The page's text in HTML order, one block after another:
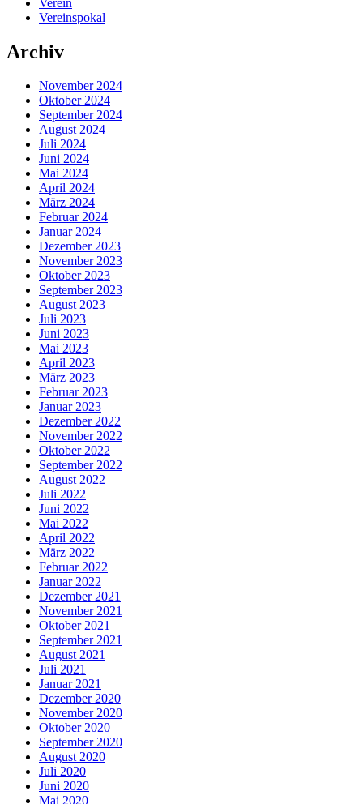
Vereinspokal
Archiv
November 2024
Oktober 2024
September 2024
August 2024
Juli 2024
Juni 2024
Mai 2024
April 2024
März 2024
Februar 2024
Januar 2024
Dezember 2023
November 2023
Oktober 2023
September 2023
August 2023
Juli 2023
Juni 2023
Mai 2023
April 2023
März 2023
Februar 2023
Januar 2023
Dezember 2022
November 2022
Oktober 2022
September 2022
August 2022
Juli 2022
Juni 2022
Mai 2022
April 2022
März 2022
Februar 2022
Januar 2022
Dezember 2021
November 2021
Oktober 2021
September 2021
August 2021
Juli 2021
Januar 2021
Dezember 2020
November 2020
Oktober 2020
September 2020
August 2020
Juli 2020
Juni 2020
Mai 2020